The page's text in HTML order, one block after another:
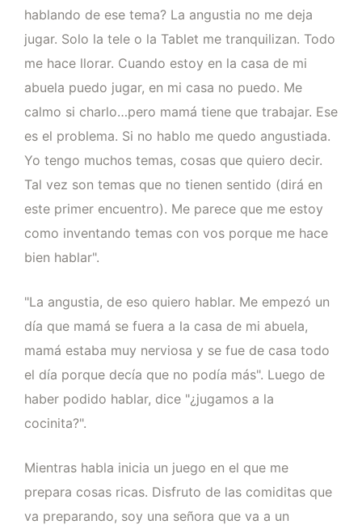
hablando de ese tema? La angustia no me deja
jugar. Solo la tele o la Tablet me tranquilizan. Todo
me hace llorar. Cuando estoy en la casa de mi
abuela puedo jugar, en mi casa no puedo. Me
calmo si charlo…pero mamá tiene que trabajar. Ese
es el problema. Si no hablo me quedo angustiada.
Yo tengo muchos temas, cosas que quiero decir.
Tal vez son temas que no tienen sentido (dirá en
este primer encuentro). Me parece que me estoy
como inventando temas con vos porque me hace
bien hablar".
"La angustia, de eso quiero hablar. Me empezó un
día que mamá se fuera a la casa de mi abuela,
mamá estaba muy nerviosa y se fue de casa todo
el día porque decía que no podía más". Luego de
haber podido hablar, dice "¿jugamos a la
cocinita?".
Mientras habla inicia un juego en el que me
prepara cosas ricas. Disfruto de las comiditas que
va preparando, soy una señora que va a un